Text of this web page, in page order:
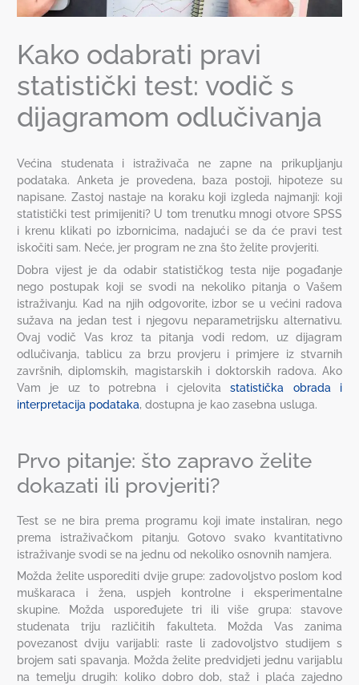
Kako odabrati pravi
statistički test: vodič s
dijagramom odlučivanja
Većina studenata i istraživača ne zapne na prikupljanju
podataka. Anketa je provedena, baza postoji, hipoteze su
napisane. Zastoj nastaje na koraku koji izgleda najmanji: koji
statistički test primijeniti? U tom trenutku mnogi otvore SPSS
i krenu klikati po izbornicima, nadajući se da će pravi test
iskočiti sam. Neće, jer program ne zna što želite provjeriti.
Dobra vijest je da odabir statističkog testa nije pogađanje
nego postupak koji se svodi na nekoliko pitanja o Vašem
istraživanju. Kad na njih odgovorite, izbor se u većini radova
sužava na jedan test i njegovu neparametrijsku alternativu.
Ovaj vodič Vas kroz ta pitanja vodi redom, uz dijagram
odlučivanja, tablicu za brzu provjeru i primjere iz stvarnih
završnih, diplomskih, magistarskih i doktorskih radova. Ako
Vam je uz to potrebna i cjelovitastatistička obrada i
interpretacija podataka, dostupna je kao zasebna usluga.
Prvo pitanje: što zapravo želite
dokazati ili provjeriti?
Test se ne bira prema programu koji imate instaliran, nego
prema istraživačkom pitanju. Gotovo svako kvantitativno
istraživanje svodi se na jednu od nekoliko osnovnih namjera.
Možda želite usporediti dvije grupe: zadovoljstvo poslom kod
muškaraca i žena, uspjeh kontrolne i eksperimentalne
skupine. Možda uspoređujete tri ili više grupa: stavove
studenata triju različitih fakulteta. Možda Vas zanima
povezanost dviju varijabli: raste li zadovoljstvo studijem s
brojem sati spavanja. Možda želite predvidjeti jednu varijablu
na temelju drugih: koliko dobro dob, staž i plaća zajedno